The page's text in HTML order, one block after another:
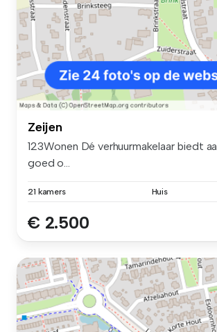
Zeijen
123Wonen Dé verhuurmakelaar biedt
goed o...
21 kamers Huis
€ 2.500